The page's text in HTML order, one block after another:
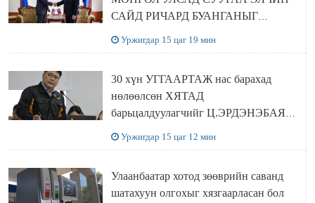
САЙД РИЧАРД БУАНГАНЫГ
ХҮЛЭЭН АВЧ УУЛЗЛАА
Уржигдар 15 цаг 19 мин
30 хүн УГГААРТАЖ нас барахад
нөлөөлсөн ХЯТАД
барьцалдуулагчийг Ц.ЭРДЭНЭБАЯР
захирал дахин худалдаж авахаар
болжээ
Уржигдар 15 цаг 12 мин
Улаанбаатар хотод зөөврийн саванд
шатахуун олгохыг хязгаарласан бол